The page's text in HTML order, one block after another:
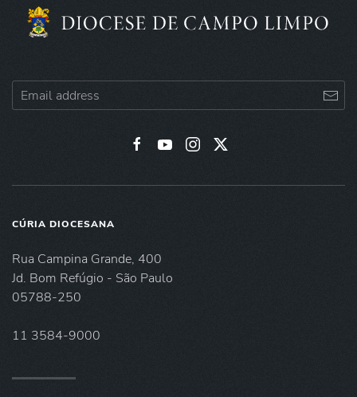
CÚRIA DIOCESANA
Rua Campina Grande, 400
Jd. Bom Refúgio - São Paulo
05788-250
11 3584-9000